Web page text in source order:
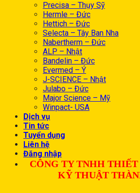
Precisa – Thụy Sỹ
Hermle – Đức
Hettich – Đức
Selecta – Tây Ban Nha
Nabertherm – Đức
ALP – Nhật
Bandelin – Đức
Evermed – Ý
J-SCIENCE – Nhật
Julabo – Đức
Major Science – Mỹ
Winpact- USA
Dịch vụ
Tin tức
Tuyển dụng
Liên hệ
Đăng nhập
CÔNG TY TNHH
KỸ THUẬT